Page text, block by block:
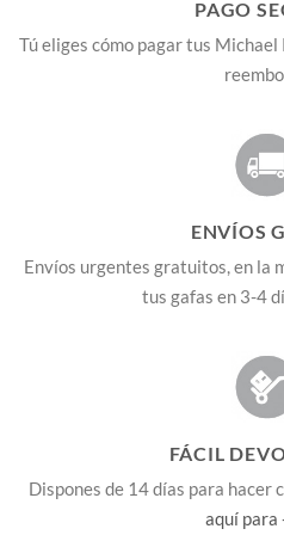
PAGO
Tú eliges cómo pagar tus
ENVÍOS
Envíos urgentes gratuitos, en la
tus gafas en 3-4
FÁCIL
Dispones de 14 días para hacer
aquí para